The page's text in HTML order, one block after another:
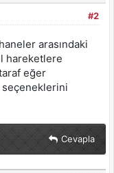
#2
arasındaki
hareketlere
eğer
seçeneklerini
Cevapla